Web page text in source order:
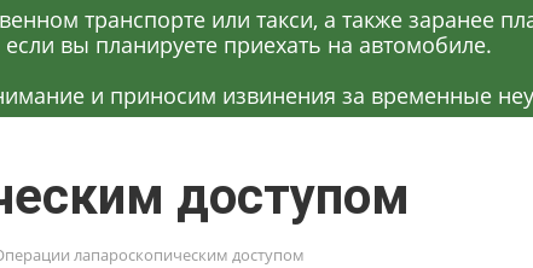
транспорте или такси, а также заранее
если вы планируете приехать на автомобиле.
и приносим извинения за временные
доступом
лапароскопическим доступом